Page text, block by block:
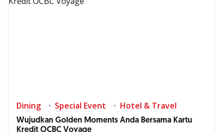
Dining Special Event Hotel & Travel
Wujudkan Golden Moments Anda Bersama Kartu
Kredit OCBC Voyage